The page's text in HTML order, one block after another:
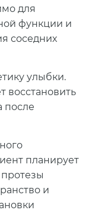
для
функции и
соседних
улыбки.
восстановить
после
планирует
и